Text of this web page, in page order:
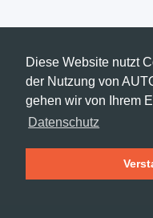
Diese Website nutzt
der Nutzung von
gehen wir von Ihrem
Datenschutz
Kontakt AGB
© 2019 AUTOLUSSO.de |